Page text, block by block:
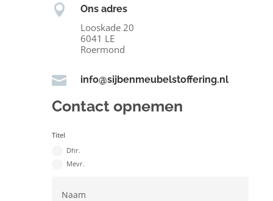
 Ons adres
Looskade 20
6041 LE
Roermond
 info@sijbenmeubelstoffering.nl
Contact opnemen
Titel
Dhr.
Mevr.